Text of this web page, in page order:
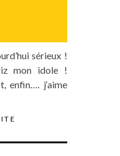
sérieux !
mon idole !
enfin…. j‘aime